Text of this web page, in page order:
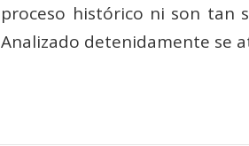
proceso histórico ni son tan
Analizado detenidamente se